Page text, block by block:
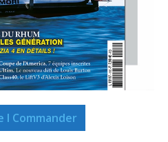
I Commander